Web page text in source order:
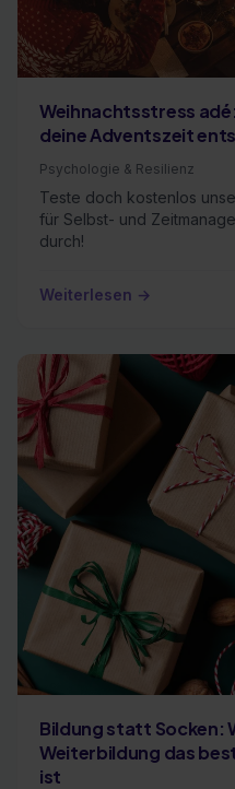
Weihnachtsstress
deine Adventszeit
Psychologie & Resilienz
Teste doch kostenlos
für Selbst- und
durch!
Weiterlesen →
Bildung statt Socken:
Weiterbildung das
ist